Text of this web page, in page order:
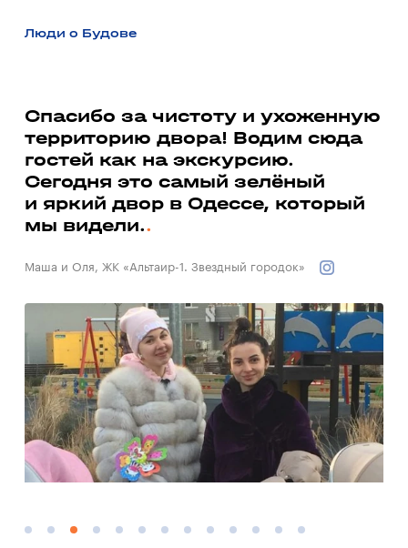
Люди о Будове
Спасибо за чистоту и ухоженную
территорию двора! Водим сюда
гостей как на экскурсию.
Сегодня это самый зелёный
и яркий двор в Одессе, который
мы видели.
Маша и Оля, ЖК «Альтаир-1. Звездный городок»